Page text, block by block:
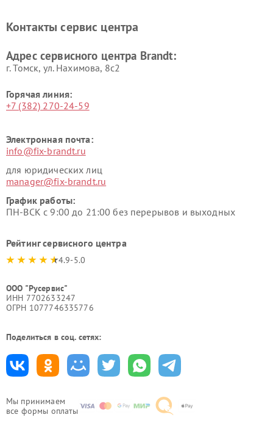
Мы принимаем
все формы оплаты
Контакты сервис центра
Адрес сервисного центра Brandt:
г. Томск, ул. Нахимова, 8с2
Горячая линия:
+7 (382) 270-24-59
Электронная почта:
info@fix-brandt.ru
для юридических лиц
manager@fix-brandt.ru
График работы:
ПН-ВСК с 9:00 до 21:00 без перерывов и выходных
Рейтинг сервисного центра
4.9-5.0
ООО "Русервис"
ИНН 7702633247
ОГРН 1077746335776
Поделиться в соц. сетях: